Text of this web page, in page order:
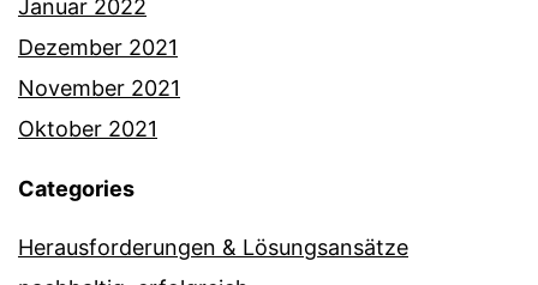
Januar 2022
Dezember 2021
November 2021
Oktober 2021
Categories
Herausforderungen & Lösungsansätze